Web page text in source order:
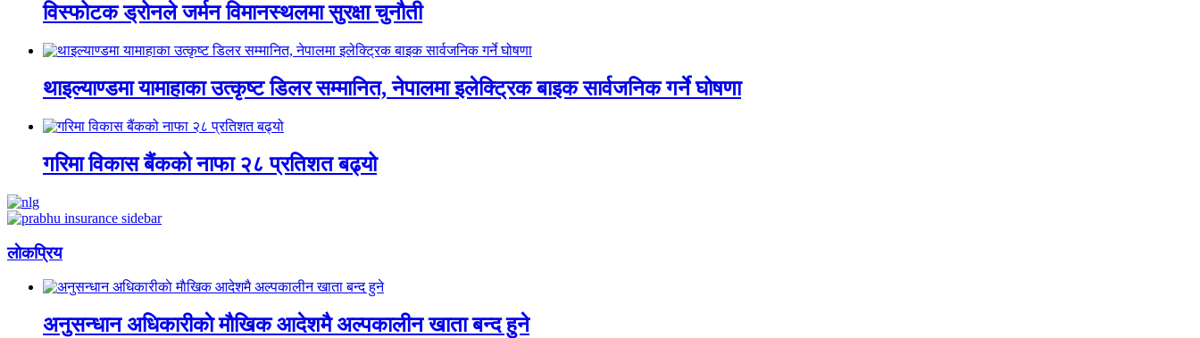
विस्फोटक ड्रोनले जर्मन विमानस्थलमा सुरक्षा चुनौती
थाइल्याण्डमा यामाहाका उत्कृष्ट डिलर सम्मानित, नेपालमा इलेक्ट्रिक बाइक सार्वजनिक गर्ने घोषणा
गरिमा विकास बैंकको नाफा २८ प्रतिशत बढ्यो
लाेकप्रिय
अनुसन्धान अधिकारीकाे माैखिक आदेशमै अल्पकालीन खाता बन्द हुने